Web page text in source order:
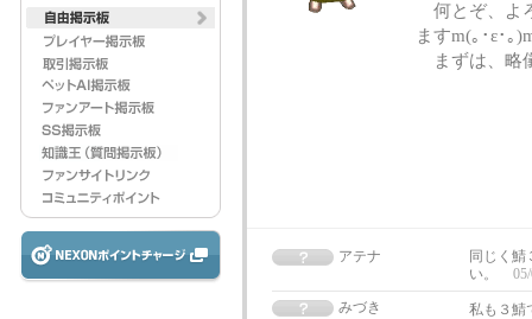
何とぞ、よ
ますm(｡･ε･｡
まずは、略
アテナ
同じく鯖
い。
みづき
私も３